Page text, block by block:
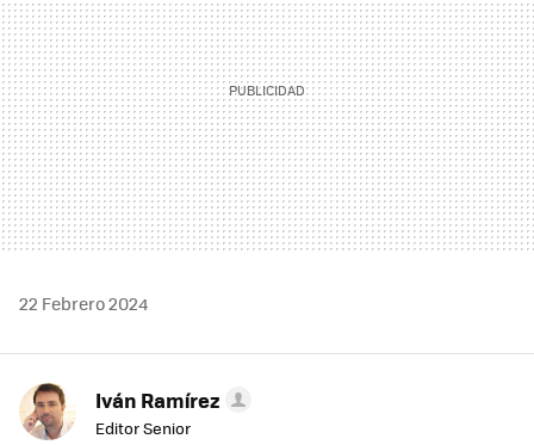
22 Febrero 2024
Iván Ramírez
Editor Senior